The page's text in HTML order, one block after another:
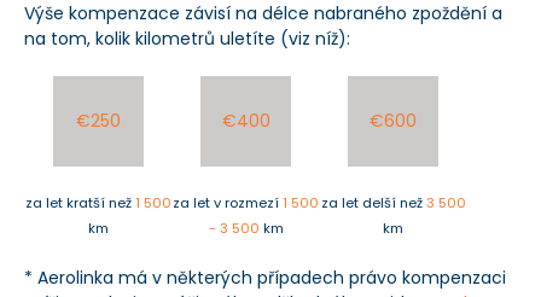
Výše kompenzace závisí na délce nabraného zpoždění a
na tom, kolik kilometrů uletíte (viz níž):
€250
za let kratší než1 500
km
€400
za let v rozmezí1 500
- 3 500 km
€600
za let delší než3 500
km
* Aerolinka má v některých případech právo kompenzaci